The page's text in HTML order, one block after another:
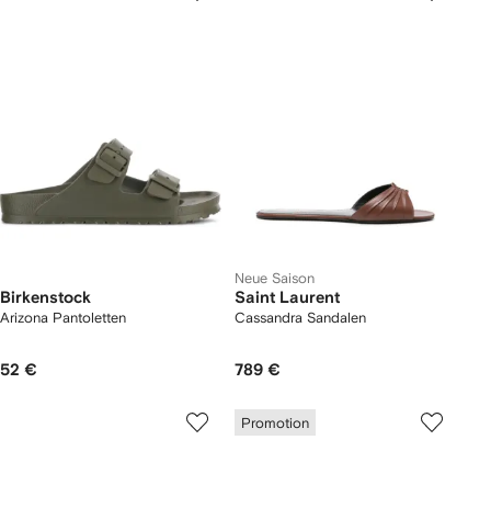
Birkenstock
Arizona Pantoletten
52 €
Neue Saison
Saint Laurent
Cassandra Sandalen
789 €
Promotion